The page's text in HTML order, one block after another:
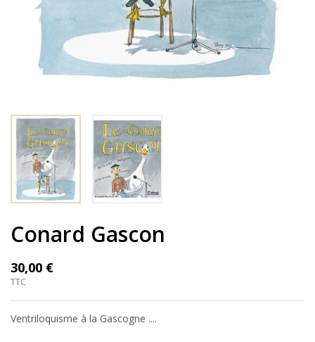
Conard Gascon
30,00 €
TTC
Ventriloquisme à la Gascogne ....